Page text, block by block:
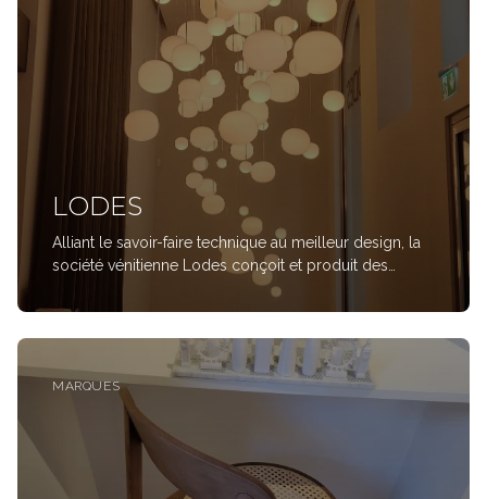
LODES
Alliant le savoir-faire technique au meilleur design, la
société vénitienne Lodes conçoit et produit des
solutions d’éclairage intérieur et extérieur depuis 1950.
Née de la passion pour le verre de son fondateur
MARQUES